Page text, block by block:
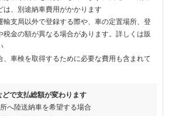
は、別途納車費用がかかります
支局以外で登録する際や、車の定置場所、登
税金の額が異なる場合があります。詳しくは販
車検を取得するために必要な費用も含まれて
どで支払総額が変わります
へ陸送納車を希望する場合